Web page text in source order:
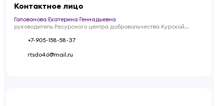
Контактное лицо
Голованова Екатерина Геннадьевна
руководитель Ресурсного центра добровольчества Курской
+7-905-158-58-37
rtsdo46@mail.ru